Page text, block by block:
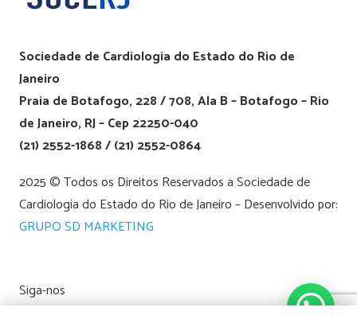
Sociedade de Cardiologia do Estado do Rio de
Janeiro
Praia de Botafogo, 228 / 708, Ala B – Botafogo – Rio
de Janeiro, RJ – Cep 22250-040
(21) 2552-1868 / (21) 2552-0864
2025 © Todos os Direitos Reservados a Sociedade de
Cardiologia do Estado do Rio de Janeiro – Desenvolvido por:
GRUPO SD MARKETING
Siga-nos